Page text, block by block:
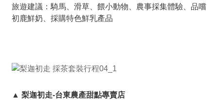
旅遊建議：騎馬、滑草、餵小動物、農事採集體驗、品嚐
初鹿鮮奶、採購特色鮮乳產品
▲ 梨迦初走-台東農產甜點專賣店